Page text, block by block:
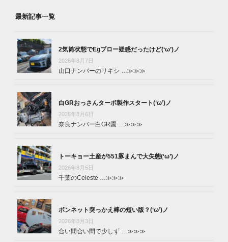
最新記事一覧
2気筒状態でEgブロー疑惑だったけど(‘ω’)ノ
2026年8月7日
山口ナンバーのリキシ … ≫≫≫
白GRおっさんターボ製作スタート(‘ω’)ノ
2026年8月6日
奈良ナンバー白GR園 … ≫≫≫
トーキョー土産が551豚まんで大失態(‘ω’)ノ
2026年8月5日
千葉のCeleste … ≫≫≫
ボンネット突っかえ棒の短い版？(‘ω’)ノ
2026年8月3日
合い間合い間で少しず … ≫≫≫